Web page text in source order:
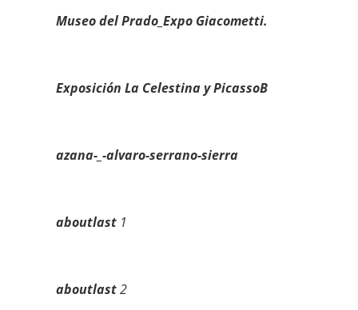
Museo del Prado_Expo Giacometti.
Exposición La Celestina y PicassoB
azana-_-alvaro-serrano-sierra
aboutlast 1
aboutlast2